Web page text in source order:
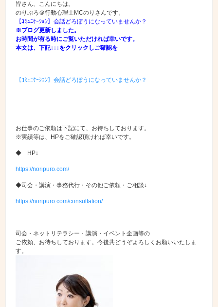
皆さん、こんにちは。
のりぷろ＠行動心理士MCのりさんです。
【ｺﾐｭﾆｹｰｼｮﾝ】会話どろぼうになっていませんか？
※ブログ更新しました。
お時間が有る時にご覧いただければ幸いです。
本文は、下記↓↓↓をクリックしご確認を
【ｺﾐｭﾆｹｰｼｮﾝ】会話どろぼうになっていませんか？
お仕事のご依頼は下記にて、お待ちしております。
※実績等は、HPをご確認頂ければ幸いです。
◆ HP↓
https://noripuro.com/
◆司会・講演・事務代行・その他ご依頼・ご相談↓
https://noripuro.com/consultation/
司会・ネットリテラシー・講演・イベント企画等の
ご依頼、お待ちしております。今後共どうぞよろしくお願いいたしま
す。